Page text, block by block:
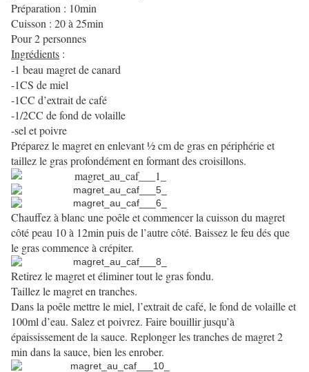
Préparation : 10min
Cuisson : 20 à 25min
Pour 2 personnes
Ingrédients :
-1 beau magret de canard
-1CS de miel
-1CC d’extrait de café
-1/2CC de fond de volaille
-sel et poivre
Préparez le magret en enlevant ½ cm de gras en périphérie et
taillez le gras profondément en formant des croisillons.
Chauffez à blanc une poêle et commencer la cuisson du magret
côté peau 10 à 12min puis de l’autre côté. Baissez le feu dés que
le gras commence à crépiter.
Retirez le magret et éliminer tout le gras fondu.
Taillez le magret en tranches.
Dans la poêle mettre le miel, l’extrait de café, le fond de volaille et
100ml d’eau. Salez et poivrez. Faire bouillir jusqu’à
épaississement de la sauce. Replonger les tranches de magret 2
min dans la sauce, bien les enrober.